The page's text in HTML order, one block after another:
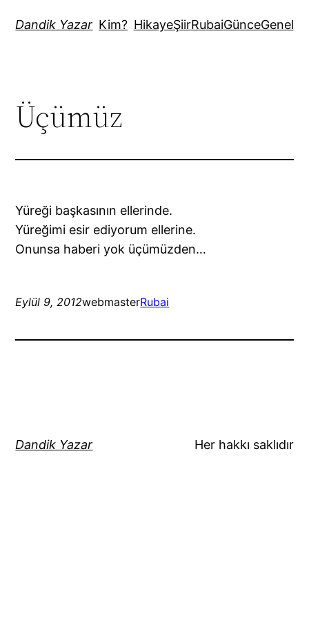
geçDandik Yazar Kim? HikayeŞiirRubaiGünceGenel
Üçümüz
Yüreği başkasının ellerinde.
Yüreğimi esir ediyorum ellerine.
Onunsa haberi yok üçümüzden…
Eylül 9, 2012webmasterRubai
Dandik Yazar Her hakkı saklıdır